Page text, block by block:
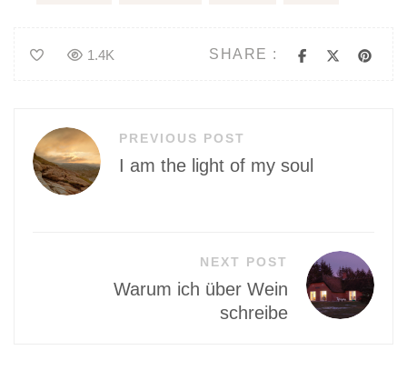
SHARE :
1.4K
Beitragsnavigation
PREVIOUS POST
I am the light of my soul
NEXT POST
Warum ich über Wein
schreibe